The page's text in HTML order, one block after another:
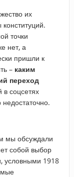
их
точки
нет, а
пришли к
– каким
переход
в соцсетях
мы обсуждали
собой выбор
условными 1918